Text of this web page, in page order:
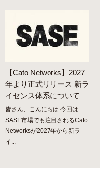
【Cato Networks】2027
年より正式リリース 新ラ
イセンス体系について
皆さん、こんにちは 今回は
SASE市場でも注目されるCato
Networksが2027年から新ラ
イ...